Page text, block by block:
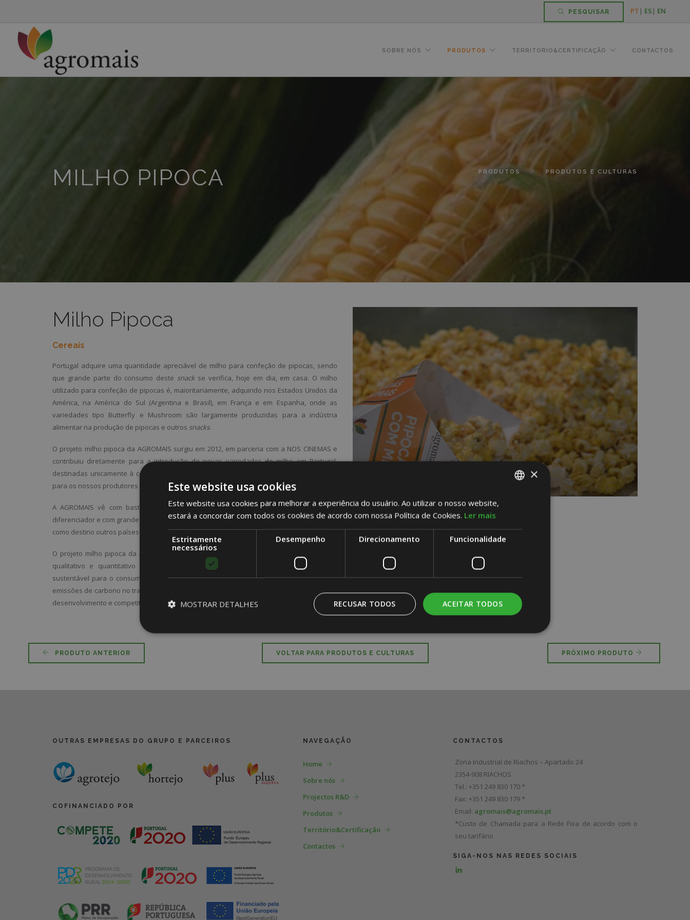
PESQUISAR PT | ES | EN
SOBRE NÓS PRODUTOS TERRITÓRIO&CERTIFICAÇÃO CONTACTOS
MILHO PIPOCA PRODUTOS PRODUTOS E CULTURAS
Milho Pipoca
Cereais
Portugal adquire uma quantidade apreciável de milho para confeção de pipocas, sendo
que grande parte do consumo deste snackse verifica, hoje em dia, em casa. O milho
utilizado para confeção de pipocas é, maioritariamente, adquirido nos Estados Unidos da
América, na América do Sul (Argentina e Brasil), em França e em Espanha, onde as
variedades tipo Butterfly e Mushroom são largamente produzidas para a indústria
alimentar na produção de pipocas e outros snacks.
O projeto milho pipoca da AGROMAIS surgiu em 2012, em parceria com a NOS CINEMAS e
contribuiu diretamente para a introdução de novas variedades de milho em Portugal,
destinadas unicamente à confeção de pipocas, abrindo, desta forma, um novo mercado
para os nossos produtores de milho.
A AGROMAIS vê com bastante interesse a conquista deste novo mercado, inovador,
diferenciador e com grande potencial, uma vez que o milho produzido poderá, também, ter
como destino outros países.
O projeto milho pipoca da AGROMAIS tem, ainda, como preocupação, um maior controlo
qualitativo e quantitativo da produção, tornando-se uma opção mais sustentada e
sustentável para o consumidor final, traduzindo-se numa redução entre 40% e 60% das
emissões de carbono no transporte a partir das origens alternativas e contribuindo para o
desenvolvimento e competitividade do tecido económico nacional.
PRODUTO ANTERIOR VOLTAR PARA PRODUTOS E CULTURAS PRÓXIMO PRODUTO
OUTRAS EMPRESAS DO GRUPO E PARCEIROS
COFINANCIADO POR
NAVEGAÇÃO
Home
Sobre nós
Projectos R&D
Produtos
Território&Certificação
Contactos
CONTACTOS
Zona Industrial de Riachos – Apartado 24
2354-908 RIACHOS
Tel.: +351 249 830 170 *
Fax: +351 249 830 179 *
Email: agromais@agromais.pt
*Custo de Chamada para a Rede Fixa de acordo com o
seu tarifário
SIGA-NOS NAS REDES SOCIAIS
PORTUGUESE
ENGLISH
SPANISH
×
Este website usa cookies
Este website usa cookies para melhorar a experiência do usuário. Ao utilizar o nosso website,
estará a concordar com todos os cookies de acordo com nossa Política de Cookies. Ler mais
Estritamente
necessários
Desempenho Direcionamento Funcionalidade
ACEITAR TODOS
RECUSAR TODOS
MOSTRAR DETALHES